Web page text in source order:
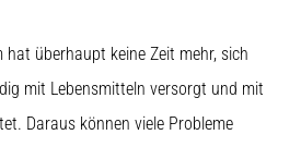
hat überhaupt keine Zeit mehr, sich
mit Lebensmitteln versorgt und mit
Daraus können viele Probleme